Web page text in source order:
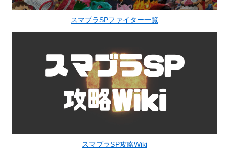
スマブラSPファイター一覧
スマブラSP攻略Wiki